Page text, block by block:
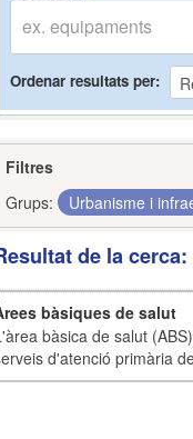
Ordenar resultats per
Filtres
Grups:
Urbanisme i
de la
bàsiques de salut
bàsica de salut
d'atenció primària